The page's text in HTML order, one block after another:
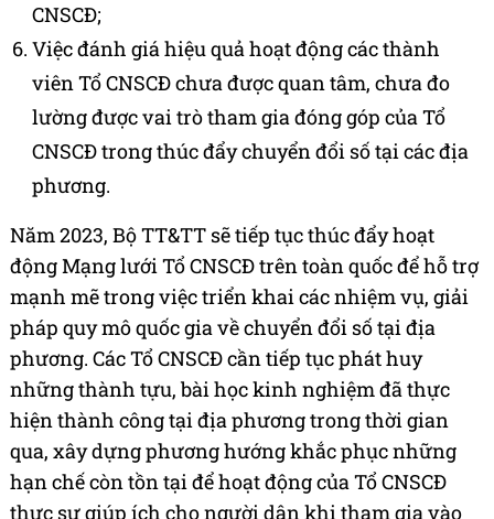
CNSCĐ;
Việc đánh giá hiệu quả hoạt động các thành
viên Tổ CNSCĐ chưa được quan tâm, chưa đo
lường được vai trò tham gia đóng góp của Tổ
CNSCĐ trong thúc đẩy chuyển đổi số tại các địa
phương.
Năm 2023, Bộ TT&TT sẽ tiếp tục thúc đẩy hoạt
động Mạng lưới Tổ CNSCĐ trên toàn quốc để hỗ trợ
mạnh mẽ trong việc triển khai các nhiệm vụ, giải
pháp quy mô quốc gia về chuyển đổi số tại địa
phương. Các Tổ CNSCĐ cần tiếp tục phát huy
những thành tựu, bài học kinh nghiệm đã thực
hiện thành công tại địa phương trong thời gian
qua, xây dựng phương hướng khắc phục những
hạn chế còn tồn tại để hoạt động của Tổ CNSCĐ
thực sự giúp ích cho người dân khi tham gia vào